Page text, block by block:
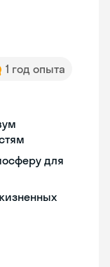
1 год опыта
для